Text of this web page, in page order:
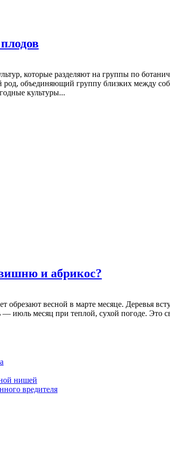
которые разделяют на группы по
род, объединяющий группу близких между
культуры...
и абрикос?
обрезают весной в марте месяце. Деревья
месяц при теплой, сухой погоде. Это
нишей
вредителя